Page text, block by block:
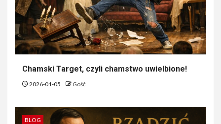
Chamski Target, czyli chamstwo uwielbione!
2026-01-05 Gość
BLOG